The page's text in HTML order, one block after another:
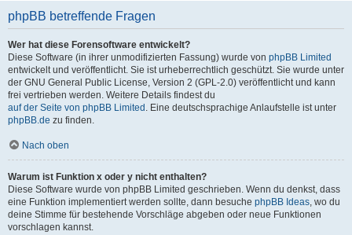
phpBB betreffende Fragen
Wer hat diese Forensoftware entwickelt?
Diese Software (in ihrer unmodifizierten Fassung) wurde von phpBB Limited
entwickelt und veröffentlicht. Sie ist urheberrechtlich geschützt. Sie wurde unter
der GNU General Public License, Version 2 (GPL-2.0) veröffentlicht und kann
frei vertrieben werden. Weitere Details findest du
auf der Seite von phpBB Limited . Eine deutschsprachige Anlaufstelle ist unter
phpBB.de zu finden.
Nach oben
Warum ist Funktion x oder y nicht enthalten?
Diese Software wurde von phpBB Limited geschrieben. Wenn du denkst, dass
eine Funktion implementiert werden sollte, dann besuche phpBB Ideas, wo du
deine Stimme für bestehende Vorschläge abgeben oder neue Funktionen
vorschlagen kannst.